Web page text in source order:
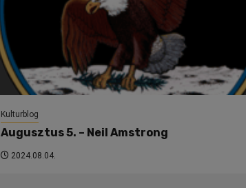
Kulturblog
Augusztus 5. – Neil Amstrong
2024.08.04.